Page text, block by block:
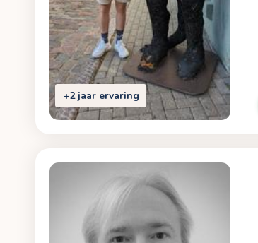
+2 jaar ervaring